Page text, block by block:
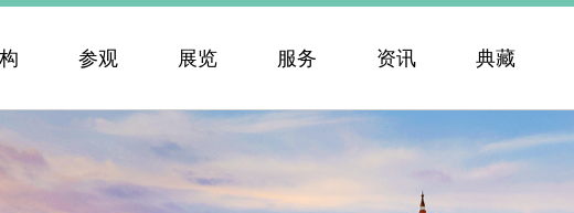
参观 展览 服务 资讯 典藏